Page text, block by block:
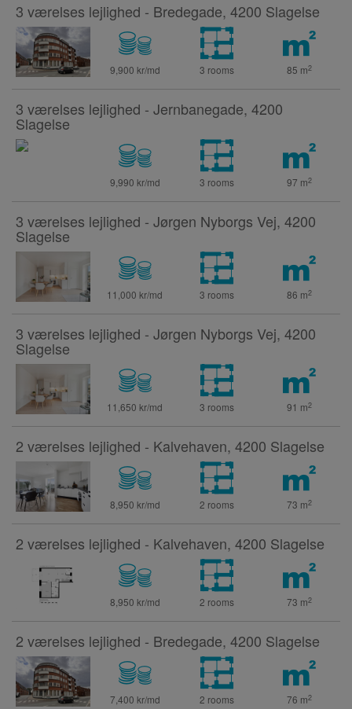
3 værelses lejlighed - Bredegade, 4200 Slagelse
9,900 kr/md 3 rooms 85 m2
3 værelses lejlighed - Jernbanegade, 4200
Slagelse
9,990 kr/md 3 rooms 97 m2
3 værelses lejlighed - Jørgen Nyborgs Vej, 4200
Slagelse
11,000 kr/md 3 rooms 86 m2
3 værelses lejlighed - Jørgen Nyborgs Vej, 4200
Slagelse
11,650 kr/md 3 rooms 91 m2
2 værelses lejlighed - Kalvehaven, 4200 Slagelse
8,950 kr/md 2 rooms 73 m2
2 værelses lejlighed - Kalvehaven, 4200 Slagelse
8,950 kr/md 2 rooms 73 m2
2 værelses lejlighed - Bredegade, 4200 Slagelse
7,400 kr/md 2 rooms 76 m2